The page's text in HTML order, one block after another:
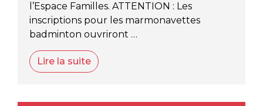
l’Espace Familles. ATTENTION : Les
inscriptions pour les marmonavettes
badminton ouvriront …
Lire la suite